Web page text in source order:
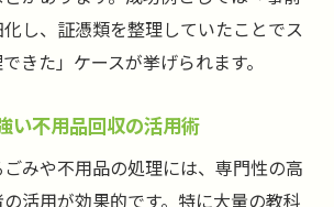
し、証憑類を整理していたことでス
きた」ケースが挙げられます。
い不用品回収の活用術
みや不用品の処理には、専門性の高
活用が効果的です。特に大量の教科